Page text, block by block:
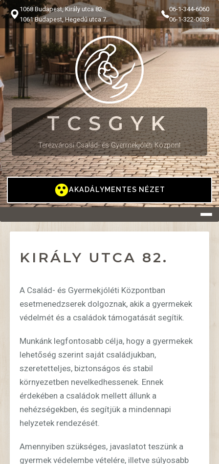
1068 Budapest, Király utca 82.
1061 Budapest, Hegedű utca 7.
06-1-344-6060
06-1-322-0623
TCSGYK
Terézvárosi Család- és Gyermekjóléti Központ
AKADÁLYMENTES NÉZET
KIRÁLY UTCA 82.
A Család- és Gyermekjóléti Központban
esetmenedzserek dolgoznak, akik a gyermekek
védelmét és a családok támogatását segítik.
Munkánk legfontosabb célja, hogy a gyermekek
lehetőség szerint saját családjukban,
szeretetteljes, biztonságos és stabil
környezetben nevelkedhessenek. Ennek
érdekében a családok mellett állunk a
nehézségekben, és segítjük a mindennapi
helyzetek rendezését.
Amennyiben szükséges, javaslatot teszünk a
gyermek védelembe vételére, illetve súlyosabb